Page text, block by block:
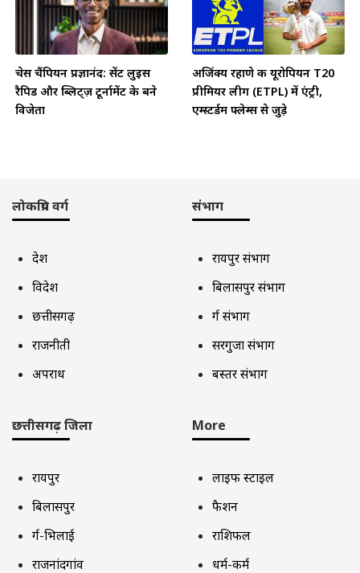
चेस चैंपियन प्रज्ञानंद: सेंट लुइस
रैपिड और ब्लिट्ज़ टूर्नामेंट के बने
विजेता
अजिंक्य रहाणे की यूरोपियन T20
प्रीमियर लीग (ETPL) में एंट्री,
एम्स्टर्डम फ्लेम्स से जुड़े
लोकप्रिय वर्ग
देश
विदेश
छत्तीसगढ़
राजनीती
अपराध
संभाग
रायपुर संभाग
बिलासपुर संभाग
दुर्ग संभाग
सरगुजा संभाग
बस्तर संभाग
छत्तीसगढ़ जिला
रायपुर
बिलासपुर
दुर्ग-भिलाई
राजनांदगांव
More
लाइफ स्टाइल
फैशन
राशिफल
धर्म-कर्म